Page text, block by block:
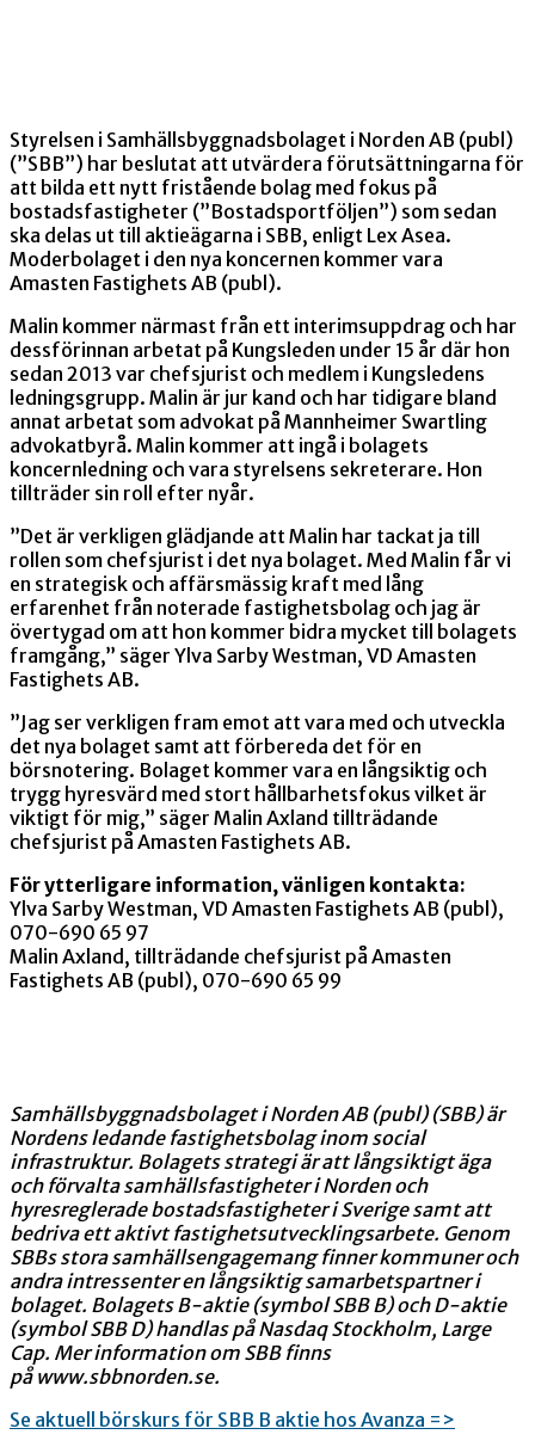
Styrelsen i Samhällsbyggnadsbolaget i Norden AB (publ)
(”SBB”) har beslutat att utvärdera förutsättningarna för
att bilda ett nytt fristående bolag med fokus på
bostadsfastigheter (”Bostadsportföljen”) som sedan
ska delas ut till aktieägarna i SBB, enligt Lex Asea.
Moderbolaget i den nya koncernen kommer vara
Amasten Fastighets AB (publ).
Malin kommer närmast från ett interimsuppdrag och har
dessförinnan arbetat på Kungsleden under 15 år där hon
sedan 2013 var chefsjurist och medlem i Kungsledens
ledningsgrupp. Malin är jur kand och har tidigare bland
annat arbetat som advokat på Mannheimer Swartling
advokatbyrå. Malin kommer att ingå i bolagets
koncernledning och vara styrelsens sekreterare. Hon
tillträder sin roll efter nyår.
”Det är verkligen glädjande att Malin har tackat ja till
rollen som chefsjurist i det nya bolaget. Med Malin får vi
en strategisk och affärsmässig kraft med lång
erfarenhet från noterade fastighetsbolag och jag är
övertygad om att hon kommer bidra mycket till bolagets
framgång,” säger Ylva Sarby Westman, VD Amasten
Fastighets AB.
”Jag ser verkligen fram emot att vara med och utveckla
det nya bolaget samt att förbereda det för en
börsnotering. Bolaget kommer vara en långsiktig och
trygg hyresvärd med stort hållbarhetsfokus vilket är
viktigt för mig,” säger Malin Axland tillträdande
chefsjurist på Amasten Fastighets AB.
För ytterligare information, vänligen kontakta:
Ylva Sarby Westman, VD Amasten Fastighets AB (publ),
070-690 65 97
Malin Axland, tillträdande chefsjurist på Amasten
Fastighets AB (publ), 070-690 65 99
Samhällsbyggnadsbolaget i Norden AB (publ) (SBB) är
Nordens ledande fastighetsbolag inom social
infrastruktur. Bolagets strategi är att långsiktigt äga
och förvalta samhällsfastigheter i Norden och
hyresreglerade bostadsfastigheter i Sverige samt att
bedriva ett aktivt fastighetsutvecklingsarbete. Genom
SBBs stora samhällsengagemang finner kommuner och
andra intressenter en långsiktig samarbetspartner i
bolaget. Bolagets B-aktie (symbol SBB B) och D-aktie
(symbol SBB D) handlas på Nasdaq Stockholm, Large
Cap. Mer information om SBB finns
på www.sbbnorden.se.
Se aktuell börskurs för SBB B aktie hos Avanza =>